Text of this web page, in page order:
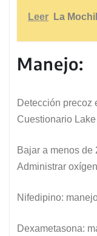
Leer La
Manejo:
Detección precoz
Cuestionario
Bajar a menos de
Administrar
Nifedipino:
Dexametasona: